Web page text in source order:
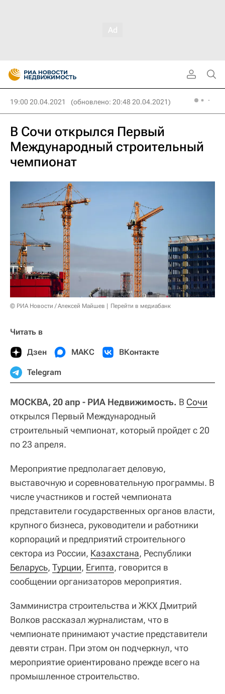
19:00 20.04.2021 (обновлено: 20:48 20.04.2021)
В Сочи открылся Первый
Международный строительный
чемпионат
© РИА Новости / Алексей Майшев Перейти в медиабанк
Читать в
Дзен МАКС ВКонтакте
Telegram
МОСКВА, 20 апр - РИА Недвижимость. В Сочи
открылся Первый Международный
строительный чемпионат, который пройдет с 20
по 23 апреля.
Мероприятие предполагает деловую,
выставочную и соревновательную программы. В
числе участников и гостей чемпионата
представители государственных органов власти,
крупного бизнеса, руководители и работники
корпораций и предприятий строительного
сектора из России, Казахстана, Республики
Беларусь, Турции, Египта, говорится в
сообщении организаторов мероприятия.
Замминистра строительства и ЖКХ Дмитрий
Волков рассказал журналистам, что в
чемпионате принимают участие представители
девяти стран. При этом он подчеркнул, что
мероприятие ориентировано прежде всего на
промышленное строительство.